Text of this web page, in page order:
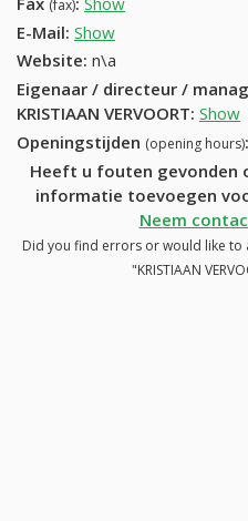
(fax)
E-Mail: Show
Website: n\a
Eigenaar / directeur /
KRISTIAAN VERVOORT: Show
Openingstijden (opening hours):
Heeft u fouten gevonden
informatie toevoegen voor
Neem
Did you find errors or would like
"KRISTIAAN